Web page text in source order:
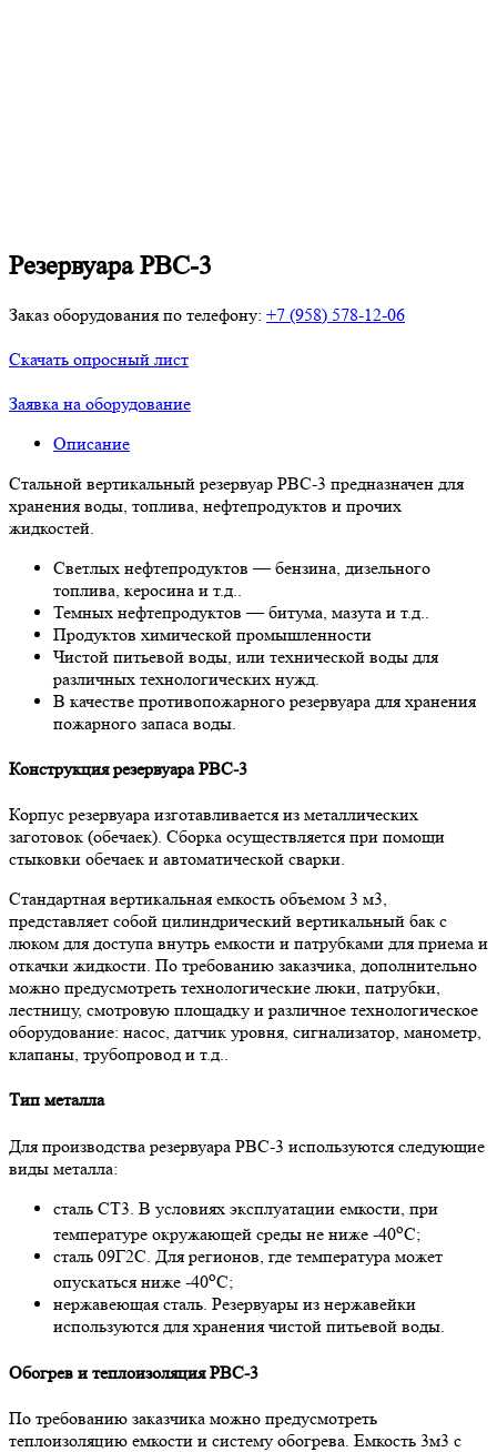
Резервуара РВС-3
Заказ оборудования по телефону: +7 (958) 578-12-06
Скачать опросный лист
Заявка на оборудование
Описание
Стальной вертикальный резервуар РВС-3 предназначен для
хранения воды, топлива, нефтепродуктов и прочих
жидкостей.
Светлых нефтепродуктов — бензина, дизельного
топлива, керосина и т.д..
Темных нефтепродуктов — битума, мазута и т.д..
Продуктов химической промышленности
Чистой питьевой воды, или технической воды для
различных технологических нужд.
В качестве противопожарного резервуара для хранения
пожарного запаса воды.
Конструкция резервуара РВС-3
Корпус резервуара изготавливается из металлических
заготовок (обечаек). Сборка осуществляется при помощи
стыковки обечаек и автоматической сварки.
Стандартная вертикальная емкость объемом 3 м3,
представляет собой цилиндрический вертикальный бак с
люком для доступа внутрь емкости и патрубками для приема и
откачки жидкости. По требованию заказчика, дополнительно
можно предусмотреть технологические люки, патрубки,
лестницу, смотровую площадку и различное технологическое
оборудование: насос, датчик уровня, сигнализатор, манометр,
клапаны, трубопровод и т.д..
Тип металла
Для производства резервуара РВС-3 используются следующие
виды металла:
сталь СТ3. В условиях эксплуатации емкости, при
температуре окружающей среды не ниже -40оС;
сталь 09Г2С. Для регионов, где температура может
опускаться ниже -40оС;
нержавеющая сталь. Резервуары из нержавейки
используются для хранения чистой питьевой воды.
Обогрев и теплоизоляция РВС-3
По требованию заказчика можно предусмотреть
теплоизоляцию емкости и систему обогрева. Емкость 3м3 с